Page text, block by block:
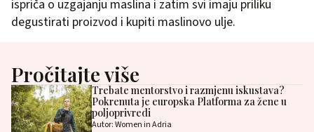
ispriča o uzgajanju maslina i zatim svi imaju priliku
degustirati proizvod i kupiti maslinovo ulje.
Pročitajte više
Trebate mentorstvo i razmjenu iskustava?
Pokrenuta je europska Platforma za žene u
poljoprivredi
Autor: Women in Adria